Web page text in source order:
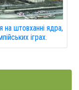
на штовханні ядра,
іграх.